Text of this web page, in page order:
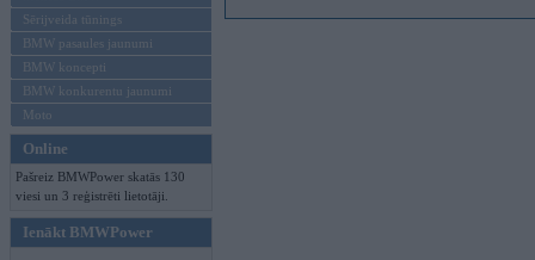
Sērijveida tūnings
BMW pasaules jaunumi
BMW koncepti
BMW konkurentu jaunumi
Moto
Online
Pašreiz BMWPower skatās 130
viesi un 3 reģistrēti lietotāji.
Ienākt BMWPower